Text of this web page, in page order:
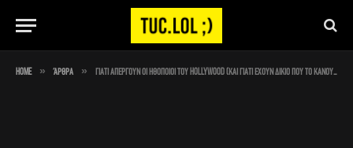
Home » Άρθρα » Γιατί απεργούν οι ηθοποιοί του Hollywood (και γιατί έχουν δίκιο που το κάνουν)
που το κάνουν)